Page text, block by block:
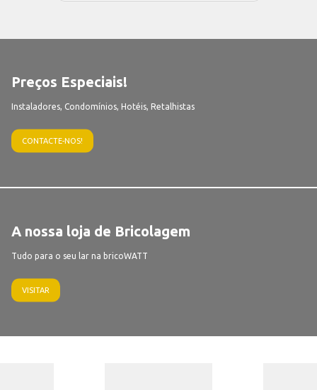
Preços Especiais!
Instaladores, Condomínios, Hotéis, Retalhistas
CONTACTE-NOS!
A nossa loja de Bricolagem
Tudo para o seu lar na bricoWATT
VISITAR